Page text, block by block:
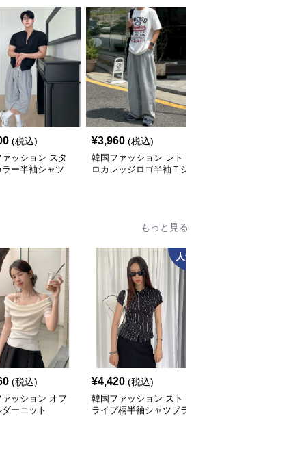
(税込)
ッション スタ
ラー半袖シャツ
¥3,960 (税込)
韓国ファッション レト
ロカレッジロゴ半袖Ｔシ
もっと見る
(税込)
ッション オフ
ーニット
人気
¥4,420 (税込)
韓国ファッション スト
ライプ柄半袖シャツブラ